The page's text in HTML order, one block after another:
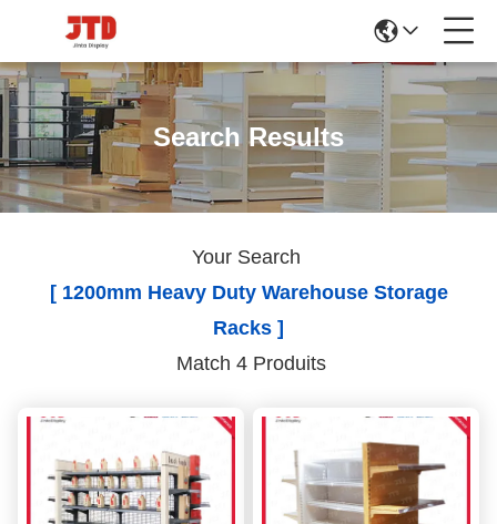
Search Results
Your Search
[ 1200mm Heavy Duty Warehouse Storage
Racks ]
Match 4 Produits